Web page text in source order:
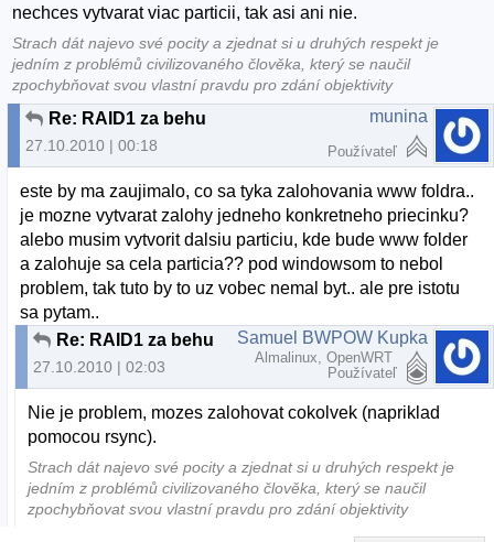
nechces vytvarat viac particii, tak asi ani nie.
Strach dát najevo své pocity a zjednat si u druhých respekt je
jedním z problémů civilizovaného člověka, který se naučil
zpochybňovat svou vlastní pravdu pro zdání objektivity
Re: RAID1 za behu
27.10.2010 | 00:18
munina
Používateľ
este by ma zaujimalo, co sa tyka zalohovania www foldra..
je mozne vytvarat zalohy jedneho konkretneho priecinku?
alebo musim vytvorit dalsiu particiu, kde bude www folder
a zalohuje sa cela particia?? pod windowsom to nebol
problem, tak tuto by to uz vobec nemal byt.. ale pre istotu
sa pytam..
Re: RAID1 za behu
27.10.2010 | 02:03
Samuel BWPOW Kupka
Almalinux, OpenWRT
Používateľ
Nie je problem, mozes zalohovat cokolvek (napriklad
pomocou rsync).
Strach dát najevo své pocity a zjednat si u druhých respekt je
jedním z problémů civilizovaného člověka, který se naučil
zpochybňovat svou vlastní pravdu pro zdání objektivity